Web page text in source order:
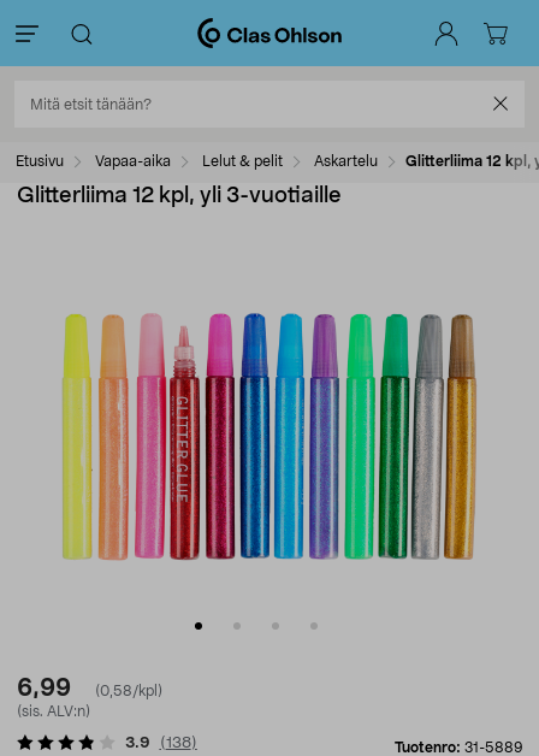
Etusivu Vapaa-aika Lelut & pelit Askartelu Glitterliima 12 kpl,
Glitterliima 12 kpl, yli 3-vuotiaille
6,99
(0,58/kpl)
(sis. ALV:n)
Tuotenro: 31-5889
3.9 (138)